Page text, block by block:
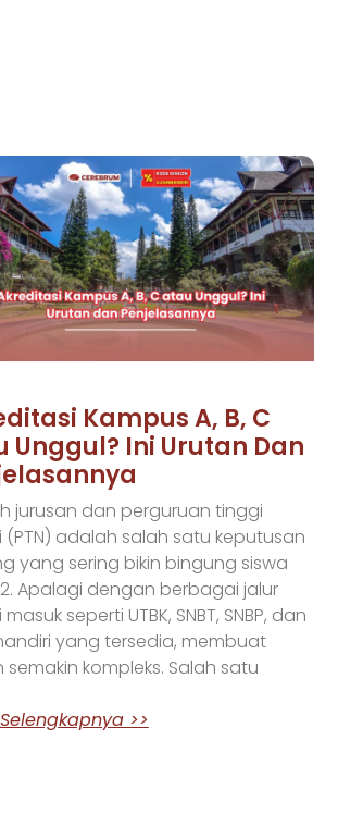
Kampus A, B, C
Unggul? Ini Urutan Dan
jurusan dan perguruan tinggi
(PTN) adalah salah satu keputusan
yang sering bikin bingung siswa
Apalagi dengan berbagai jalur
masuk seperti UTBK, SNBT, SNBP, dan
yang tersedia, membuat
semakin kompleks. Salah satu
>>